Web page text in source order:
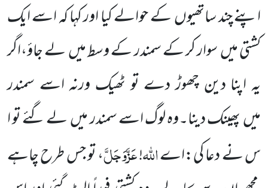
اپنے چند ساتھیوںکے حوالے کیا اور کہا کہ اسے ایک
کشتی میںسوار کر کے سمندر کے وسط میںلے جاؤ،اگر
یہ اپنا دین چھوڑ دے تو ٹھیک ورنہ اسے سمندر
میںپھینک دینا۔وہ لوگ اسے سمندرمیںلے گئے تو ا
س نے دعا کی:اےاللّٰہ!عَزَّوَجَلَّ، تو جس طرح چاہے